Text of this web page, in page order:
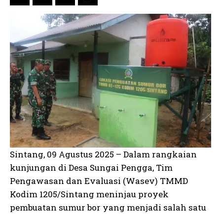
Sintang, 09 Agustus 2025 – Dalam rangkaian
kunjungan di Desa Sungai Pengga, Tim
Pengawasan dan Evaluasi (Wasev) TMMD
Kodim 1205/Sintang meninjau proyek
pembuatan sumur bor yang menjadi salah satu